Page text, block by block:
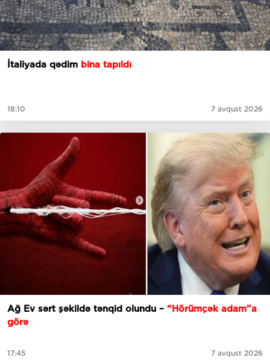
İtaliyada qədim bina tapıldı
18:10 7 avqust 2026
Ağ Ev sərt şəkildə tənqid olundu – “Hörümçək adam”a
görə
17:45 7 avqust 2026